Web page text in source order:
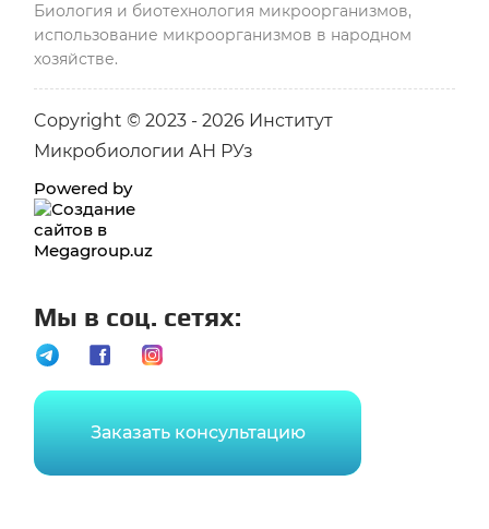
Биология и биотехнология микроорганизмов,
использование микроорганизмов в народном
хозяйстве.
Copyright © 2023 - 2026 Институт
Микробиологии АН РУз
Powered by
Мы в соц. сетях:
Заказать консультацию